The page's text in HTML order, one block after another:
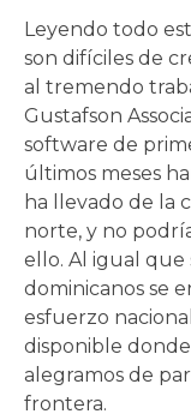
Leyendo todo
son difíciles de
al tremendo
Gustafson
software de
últimos meses
ha llevado de la
norte, y no
ello. Al igual que
dominicanos se
esfuerzo
disponible
alegramos de
frontera.